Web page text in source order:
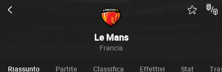
Le Mans
Francia
Riassunto Partite Classifica Effettivi Stat